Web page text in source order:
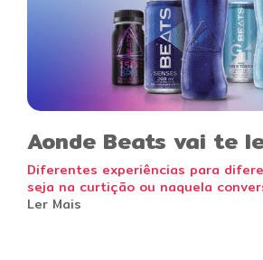
Aonde Beats vai te
Diferentes experiências para
seja na curtição ou naquela
Ler Mais